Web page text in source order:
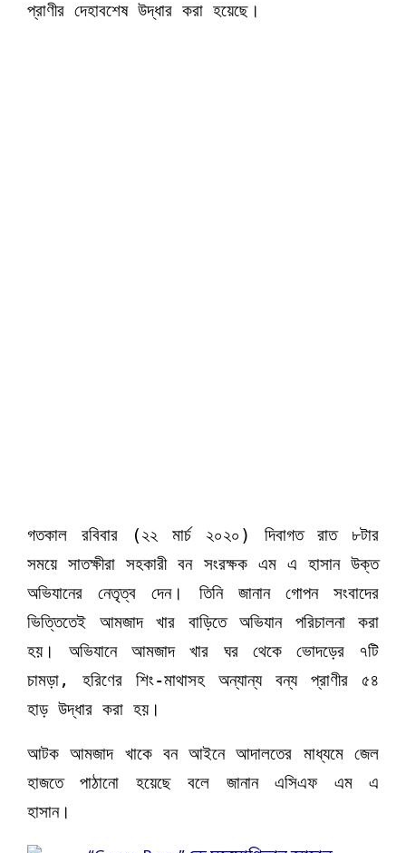
প্রাণীর দেহাবশেষ উদ্ধার করা হয়েছে।
গতকাল রবিবার (২২ মার্চ ২০২০) দিবাগত রাত ৮টার
সময়ে সাতক্ষীরা সহকারী বন সংরক্ষক এম এ হাসান উক্ত
অভিযানের নেতৃত্ব দেন। তিনি জানান গোপন সংবাদের
ভিত্তিতেই আমজাদ খার বাড়িতে অভিযান পরিচালনা করা
হয়। অভিযানে আমজাদ খার ঘর থেকে ভোদড়ের ৭টি
চামড়া, হরিণের শিং-মাথাসহ অন্যান্য বন্য প্রাণীর ৫৪
হাড় উদ্ধার করা হয়।
আটক আমজাদ খাকে বন আইনে আদালতের মাধ্যমে জেল
হাজতে পাঠানো হয়েছে বলে জানান এসিএফ এম এ
হাসান।